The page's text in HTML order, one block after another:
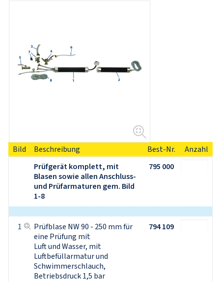
Bild Beschreibung Best-Nr.
Anzahl
Prüfgerät komplett, mit
Blasen sowie allen Anschluss-
und Prüfarmaturen gem. Bild
1-8
795 000
1
Prüfblase NW 90 - 250 mm für
eine Prüfung mit
Luft und Wasser, mit
Luftbefüllarmatur und
Schwimmerschlauch,
Betriebsdruck 1,5 bar
794 109